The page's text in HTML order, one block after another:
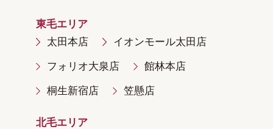
東毛エリア
太田本店
イオンモール太田店
フォリオ大泉店 館林本店
桐生新宿店 笠懸店
北毛エリア